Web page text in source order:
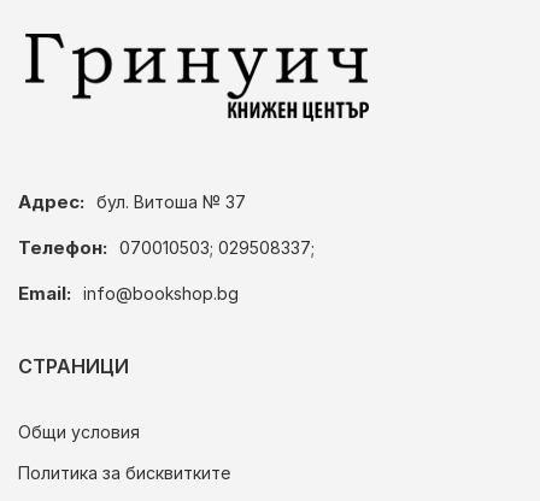
Адрес: бул. Витоша № 37
Телефон: 070010503; 029508337;
Email: info@bookshop.bg
СТРАНИЦИ
Общи условия
Политика за бисквитките